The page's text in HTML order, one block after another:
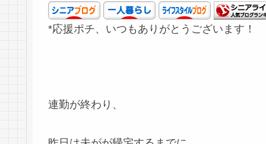
*応援ポチ、いつもありがとうございます！
連勤が終わり、